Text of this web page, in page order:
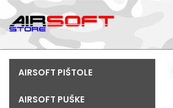
AIRSOFT PIŠTOLE
AIRSOFT PUŠKE